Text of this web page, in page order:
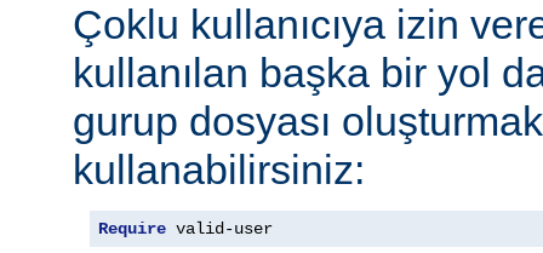
Çoklu kullanıcıya izin
kullanılan başka bir yol
gurup dosyası
kullanabilirsiniz:
Require valid-user